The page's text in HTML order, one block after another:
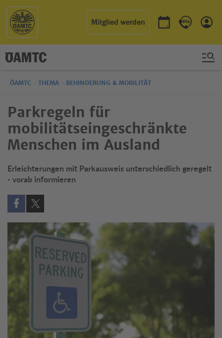
Mitglied werden
Termin buchen
Kontakt &
ÖAMTC THEMA BEHINDERUNG & MOBILITÄT
Parkregeln für
mobilitätseingeschränkte
Menschen im Ausland
Erleichterungen mit Parkausweis unterschiedlich geregelt
- vorab informieren
Auf Facebook teilen (öffnet in neuem Fenster)
Auf X teilen (öffnet in neuem Fenster)